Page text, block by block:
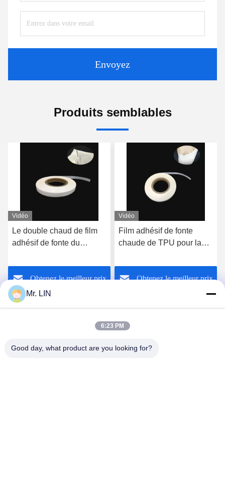
Envoyez
Produits semblables
Vidéo
Le double chaud de film
adhésif de fonte du
sport a dégrossi 0.18mm
0.2mmObtenez le meilleur prix
Vidéo
Film adhésif de fonte
chaude de TPU pour la
de textile 0.1mm 0.12mm
Obtenez le meilleur prix
Guangdong Jinhonghai New Material
Mr. LIN
6:23 PM
Good day, what product are you looking for?